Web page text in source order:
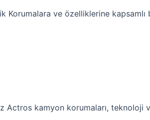
Korumalara ve özelliklerine kapsamlı
Actros kamyon korumaları, teknoloji